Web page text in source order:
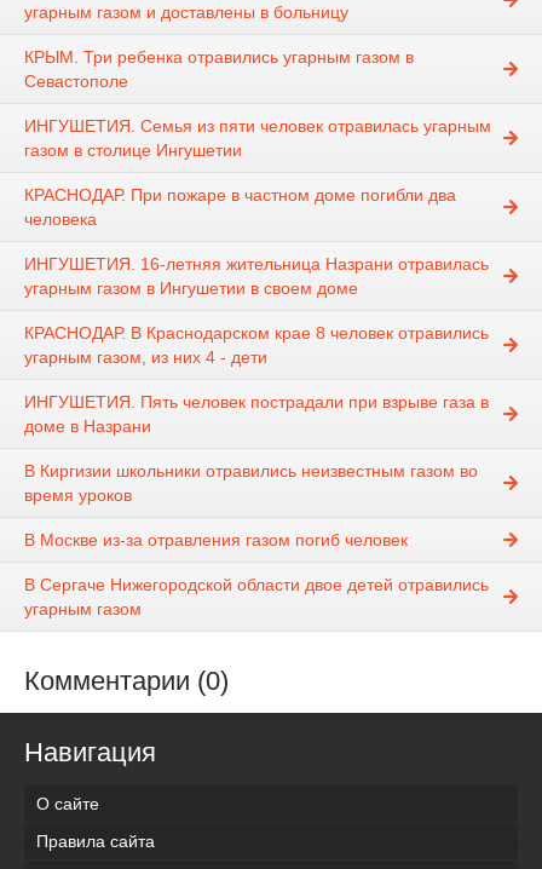
угарным газом и доставлены в больницу
КРЫМ. Три ребенка отравились угарным газом в
Севастополе
ИНГУШЕТИЯ. Семья из пяти человек отравилась угарным
газом в столице Ингушетии
КРАСНОДАР. При пожаре в частном доме погибли два
человека
ИНГУШЕТИЯ. 16-летняя жительница Назрани отравилась
угарным газом в Ингушетии в своем доме
КРАСНОДАР. В Краснодарском крае 8 человек отравились
угарным газом, из них 4 - дети
ИНГУШЕТИЯ. Пять человек пострадали при взрыве газа в
доме в Назрани
В Киргизии школьники отравились неизвестным газом во
время уроков
В Москве из-за отравления газом погиб человек
В Сергаче Нижегородской области двое детей отравились
угарным газом
Комментарии (0)
Навигация
О сайте
Правила сайта